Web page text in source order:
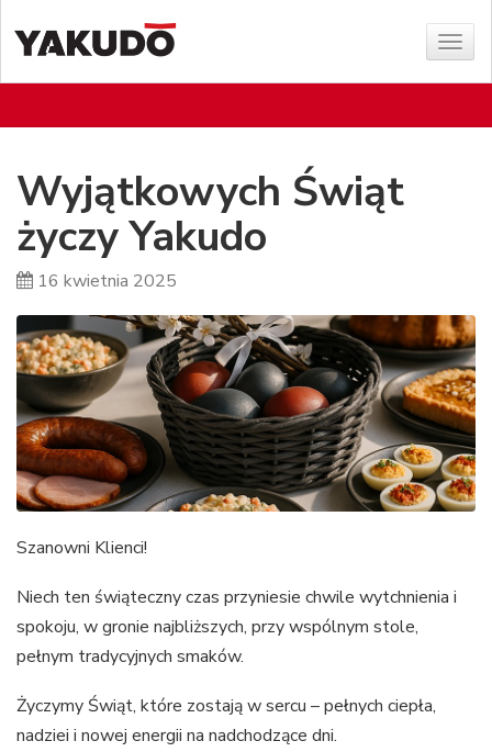
menu
Wyjątkowych Świąt
życzy Yakudo
16 kwietnia 2025
Szanowni Klienci!
Niech ten świąteczny czas przyniesie chwile wytchnienia i
spokoju, w gronie najbliższych, przy wspólnym stole,
pełnym tradycyjnych smaków.
Życzymy Świąt, które zostają w sercu – pełnych ciepła,
nadziei i nowej energii na nadchodzące dni.